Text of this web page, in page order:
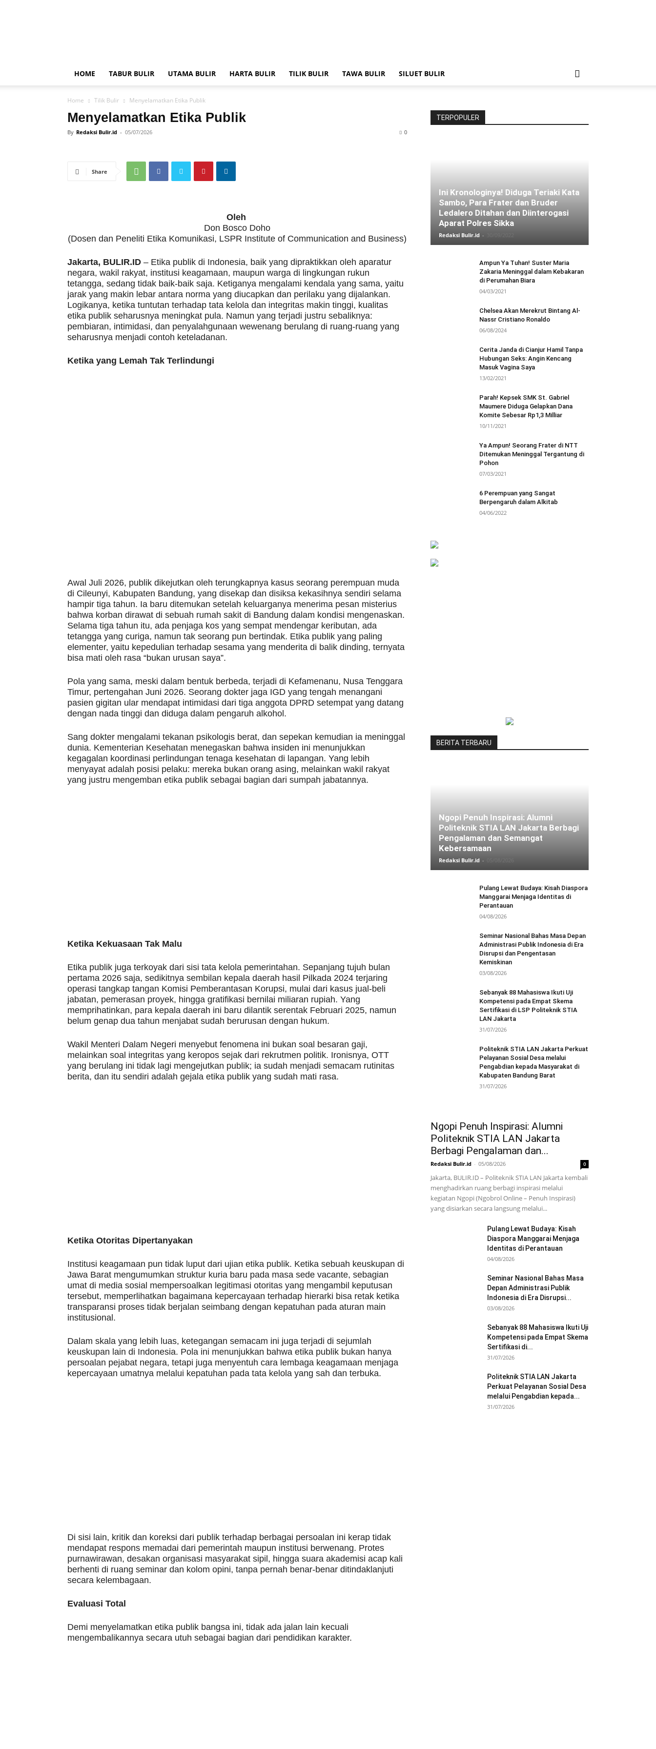
Akal
HOME TABUR BULIR UTAMA BULIR HARTA BULIR TILIK BULIR TAWA BULIR SILUET BULIR
Home Tilik Bulir Menyelamatkan Etika Publik
Menyelamatkan Etika Publik
By Redaksi Bulir.id - 05/07/2026 0
Share
Oleh
Don Bosco Doho
(Dosen dan Peneliti Etika Komunikasi, LSPR Institute of Communication and Business)
Jakarta, BULIR.ID – Etika publik di Indonesia, baik yang dipraktikkan oleh aparatur
negara, wakil rakyat, institusi keagamaan, maupun warga di lingkungan rukun
tetangga, sedang tidak baik-baik saja. Ketiganya mengalami kendala yang sama, yaitu
jarak yang makin lebar antara norma yang diucapkan dan perilaku yang dijalankan.
Logikanya, ketika tuntutan terhadap tata kelola dan integritas makin tinggi, kualitas
etika publik seharusnya meningkat pula. Namun yang terjadi justru sebaliknya:
pembiaran, intimidasi, dan penyalahgunaan wewenang berulang di ruang-ruang yang
seharusnya menjadi contoh keteladanan.
Ketika yang Lemah Tak Terlindungi
Awal Juli 2026, publik dikejutkan oleh terungkapnya kasus seorang perempuan muda
di Cileunyi, Kabupaten Bandung, yang disekap dan disiksa kekasihnya sendiri selama
hampir tiga tahun. Ia baru ditemukan setelah keluarganya menerima pesan misterius
bahwa korban dirawat di sebuah rumah sakit di Bandung dalam kondisi mengenaskan.
Selama tiga tahun itu, ada penjaga kos yang sempat mendengar keributan, ada
tetangga yang curiga, namun tak seorang pun bertindak. Etika publik yang paling
elementer, yaitu kepedulian terhadap sesama yang menderita di balik dinding, ternyata
bisa mati oleh rasa “bukan urusan saya”.
Pola yang sama, meski dalam bentuk berbeda, terjadi di Kefamenanu, Nusa Tenggara
Timur, pertengahan Juni 2026. Seorang dokter jaga IGD yang tengah menangani
pasien gigitan ular mendapat intimidasi dari tiga anggota DPRD setempat yang datang
dengan nada tinggi dan diduga dalam pengaruh alkohol.
Sang dokter mengalami tekanan psikologis berat, dan sepekan kemudian ia meninggal
dunia. Kementerian Kesehatan menegaskan bahwa insiden ini menunjukkan
kegagalan koordinasi perlindungan tenaga kesehatan di lapangan. Yang lebih
menyayat adalah posisi pelaku: mereka bukan orang asing, melainkan wakil rakyat
yang justru mengemban etika publik sebagai bagian dari sumpah jabatannya.
Ketika Kekuasaan Tak Malu
Etika publik juga terkoyak dari sisi tata kelola pemerintahan. Sepanjang tujuh bulan
pertama 2026 saja, sedikitnya sembilan kepala daerah hasil Pilkada 2024 terjaring
operasi tangkap tangan Komisi Pemberantasan Korupsi, mulai dari kasus jual-beli
jabatan, pemerasan proyek, hingga gratifikasi bernilai miliaran rupiah. Yang
memprihatinkan, para kepala daerah ini baru dilantik serentak Februari 2025, namun
belum genap dua tahun menjabat sudah berurusan dengan hukum.
Wakil Menteri Dalam Negeri menyebut fenomena ini bukan soal besaran gaji,
melainkan soal integritas yang keropos sejak dari rekrutmen politik. Ironisnya, OTT
yang berulang ini tidak lagi mengejutkan publik; ia sudah menjadi semacam rutinitas
berita, dan itu sendiri adalah gejala etika publik yang sudah mati rasa.
Ketika Otoritas Dipertanyakan
Institusi keagamaan pun tidak luput dari ujian etika publik. Ketika sebuah keuskupan di
Jawa Barat mengumumkan struktur kuria baru pada masa sede vacante, sebagian
umat di media sosial mempersoalkan legitimasi otoritas yang mengambil keputusan
tersebut, memperlihatkan bagaimana kepercayaan terhadap hierarki bisa retak ketika
transparansi proses tidak berjalan seimbang dengan kepatuhan pada aturan main
institusional.
Dalam skala yang lebih luas, ketegangan semacam ini juga terjadi di sejumlah
keuskupan lain di Indonesia. Pola ini menunjukkan bahwa etika publik bukan hanya
persoalan pejabat negara, tetapi juga menyentuh cara lembaga keagamaan menjaga
kepercayaan umatnya melalui kepatuhan pada tata kelola yang sah dan terbuka.
Di sisi lain, kritik dan koreksi dari publik terhadap berbagai persoalan ini kerap tidak
mendapat respons memadai dari pemerintah maupun institusi berwenang. Protes
purnawirawan, desakan organisasi masyarakat sipil, hingga suara akademisi acap kali
berhenti di ruang seminar dan kolom opini, tanpa pernah benar-benar ditindaklanjuti
secara kelembagaan.
Evaluasi Total
Demi menyelamatkan etika publik bangsa ini, tidak ada jalan lain kecuali
mengembalikannya secara utuh sebagai bagian dari pendidikan karakter.
TERPOPULER
Ini Kronologinya! Diduga Teriaki Kata
Sambo, Para Frater dan Bruder
Ledalero Ditahan dan Diinterogasi
Aparat Polres Sikka
Redaksi Bulir.id -
Ampun Ya Tuhan! Suster Maria
Zakaria Meninggal dalam Kebakaran
di Perumahan Biara
04/03/2021
Chelsea Akan Merekrut Bintang Al-
Nassr Cristiano Ronaldo
06/08/2024
Cerita Janda di Cianjur Hamil Tanpa
Hubungan Seks: Angin Kencang
Masuk Vagina Saya
13/02/2021
Parah! Kepsek SMK St. Gabriel
Maumere Diduga Gelapkan Dana
Komite Sebesar Rp1,3 Milliar
10/11/2021
Ya Ampun! Seorang Frater di NTT
Ditemukan Meninggal Tergantung di
Pohon
07/03/2021
6 Perempuan yang Sangat
Berpengaruh dalam Alkitab
04/06/2022
BERITA TERBARU
Ngopi Penuh Inspirasi: Alumni
Politeknik STIA LAN Jakarta Berbagi
Pengalaman dan Semangat
Kebersamaan
Redaksi Bulir.id -
Pulang Lewat Budaya: Kisah Diaspora
Manggarai Menjaga Identitas di
Perantauan
04/08/2026
Seminar Nasional Bahas Masa Depan
Administrasi Publik Indonesia di Era
Disrupsi dan Pengentasan
Kemiskinan
03/08/2026
Sebanyak 88 Mahasiswa Ikuti Uji
Kompetensi pada Empat Skema
Sertifikasi di LSP Politeknik STIA
LAN Jakarta
31/07/2026
Politeknik STIA LAN Jakarta Perkuat
Pelayanan Sosial Desa melalui
Pengabdian kepada Masyarakat di
Kabupaten Bandung Barat
31/07/2026
Ngopi Penuh Inspirasi: Alumni
Politeknik STIA LAN Jakarta
Berbagi Pengalaman dan...
Redaksi Bulir.id - 05/08/2026 0
Jakarta, BULIR.ID – Politeknik STIA LAN Jakarta kembali
menghadirkan ruang berbagi inspirasi melalui
kegiatan Ngopi (Ngobrol Online – Penuh Inspirasi)
yang disiarkan secara langsung melalui...
Pulang Lewat Budaya: Kisah
Diaspora Manggarai Menjaga
Identitas di Perantauan
04/08/2026
Seminar Nasional Bahas Masa
Depan Administrasi Publik
Indonesia di Era Disrupsi...
03/08/2026
Sebanyak 88 Mahasiswa Ikuti Uji
Kompetensi pada Empat Skema
Sertifikasi di...
31/07/2026
Politeknik STIA LAN Jakarta
Perkuat Pelayanan Sosial Desa
melalui Pengabdian kepada...
31/07/2026